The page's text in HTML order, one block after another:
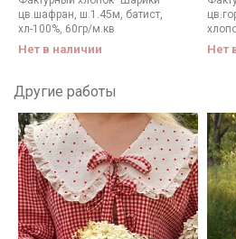
цв.шафран, ш.1.45м, батист,
хл-100%, 60гр/м.кв
Нет в наличии Нет
Другие работы